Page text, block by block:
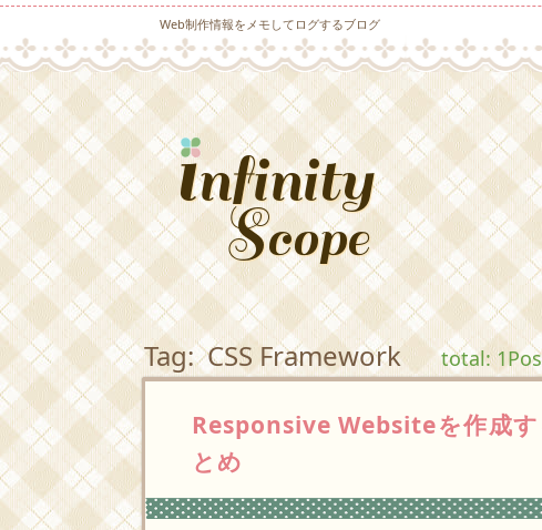
Web制作情報をメモしてログするブログ
Tag: CSS Framework total:
Responsive Websiteを作成
とめ